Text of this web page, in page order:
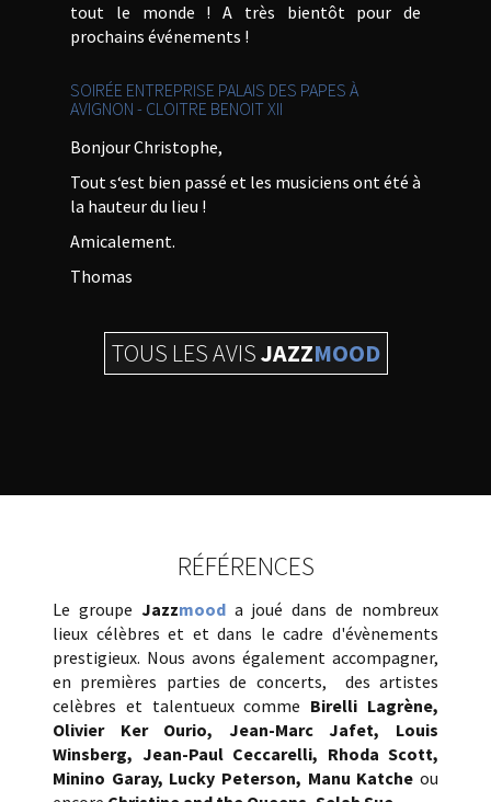
tout le monde ! A très bientôt pour de
prochains événements !
SOIRÉE ENTREPRISE PALAIS DES PAPES À
AVIGNON - CLOITRE BENOIT XII
Bonjour Christophe,
Tout s‘est bien passé et les musiciens ont été à
la hauteur du lieu !
Amicalement.
Thomas
TOUS LES AVISJAZZMOOD
RÉFÉRENCES
Le groupe Jazzmooda joué dans de nombreux
lieux célèbres et et dans le cadre d'évènements
prestigieux. Nous avons également accompagner,
en premières parties de concerts, des artistes
celèbres et talentueux comme Birelli Lagrène,
Olivier Ker Ourio, Jean-Marc Jafet, Louis
Winsberg, Jean-Paul Ceccarelli, Rhoda Scott,
Minino Garay, Lucky Peterson, Manu Katche ou